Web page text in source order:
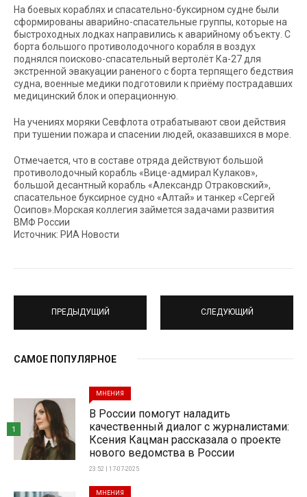
На боевых кораблях и спасательно-буксирном судне были
сформированы аварийно-спасательные группы, которые на
быстроходных лодках направились к аварийному объекту. С
борта большого противолодочного корабля в воздух
поднялся поисково-спасательный вертолёт Ка-27 для
экстренной эвакуации раненого с борта терпящего бедствия
судна, военные медики подготовили к приёму пострадавших
медицинский блок и операционную.
На учениях моряки Севфлота отрабатывают свои действия
при тушении пожара и спасении людей, оказавшихся в море.
Отмечается, что в составе отряда действуют большой
противолодочный корабль «Вице-адмирал Кулаков»,
большой десантный корабль «Александр Отраковский»,
спасательное буксирное судно «Алтай» и танкер «Сергей
Осипов».Морская коллегия займется задачами развития
ВМФ России
Источник: РИА Новости
ПРЕДЫДУЩИЙ СЛЕДУЮЩИЙ
САМОЕ ПОПУЛЯРНОЕ
МНЕНИЯ
В России помогут наладить
качественный диалог с журналистами:
Ксения Кацман рассказала о проекте
нового ведомства в России
23:52 | 17-07-2025
1
МНЕНИЯ